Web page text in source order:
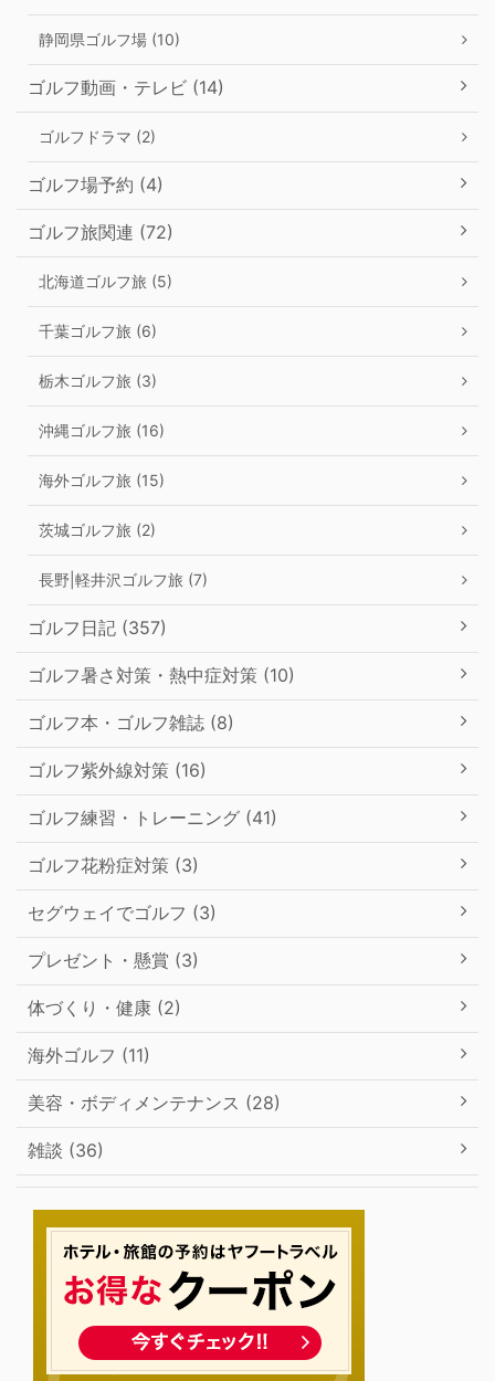
静岡県ゴルフ場 (10)
ゴルフ動画・テレビ (14)
ゴルフドラマ (2)
ゴルフ場予約 (4)
ゴルフ旅関連 (72)
北海道ゴルフ旅 (5)
千葉ゴルフ旅 (6)
栃木ゴルフ旅 (3)
沖縄ゴルフ旅 (16)
海外ゴルフ旅 (15)
茨城ゴルフ旅 (2)
長野|軽井沢ゴルフ旅 (7)
ゴルフ日記 (357)
ゴルフ暑さ対策・熱中症対策 (10)
ゴルフ本・ゴルフ雑誌 (8)
ゴルフ紫外線対策 (16)
ゴルフ練習・トレーニング (41)
ゴルフ花粉症対策 (3)
セグウェイでゴルフ (3)
プレゼント・懸賞 (3)
体づくり・健康 (2)
海外ゴルフ (11)
美容・ボディメンテナンス (28)
雑談 (36)